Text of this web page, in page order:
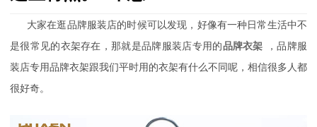
大家在逛品牌服装店的时候可以发现，好像有一种日常生活中不
是很常见的衣架存在，那就是品牌服装店专用的品牌衣架
，品牌服
装店专用品牌衣架跟我们平时用的衣架有什么不同呢，相信很多人都
很好奇。